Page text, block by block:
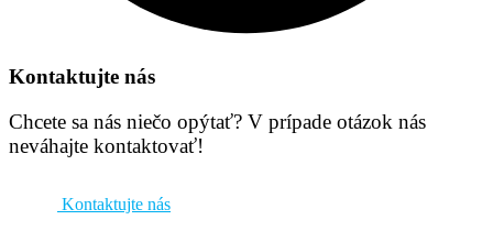
Kontaktujte nás
Chcete sa nás niečo opýtať? V prípade otázok nás
neváhajte kontaktovať!
Kontaktujte nás